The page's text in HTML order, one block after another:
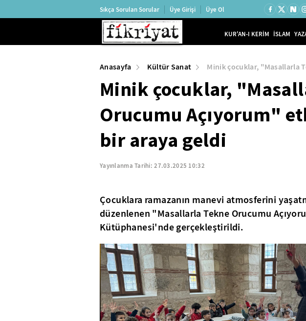
Sıkça Sorulan Sorular Üye Girişi Üye Ol
KUR'AN-I KERİM İSLAM
Anasayfa Kültür Sanat Minik çocuklar, "Masallarla
Minik çocuklar,
Orucumu Açıyorum"
bir araya geldi
Yayınlanma Tarihi:27.03.2025 10:32
Çocuklara ramazanın manevi atmosferini
düzenlenen "Masallarla Tekne Orucumu
Kütüphanesi'nde gerçekleştirildi.